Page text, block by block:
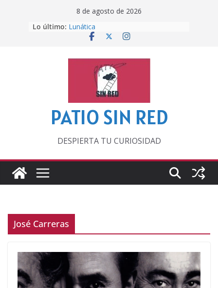
8 de agosto de 2026
Lo último: Lunática
Pero, hasta entonces…
‘La broma infinita’ de recomendar
lecturas veraniegas
Otra del Mundial
PATIO SIN RED
DESPIERTA TU CURIOSIDAD
José Carreras